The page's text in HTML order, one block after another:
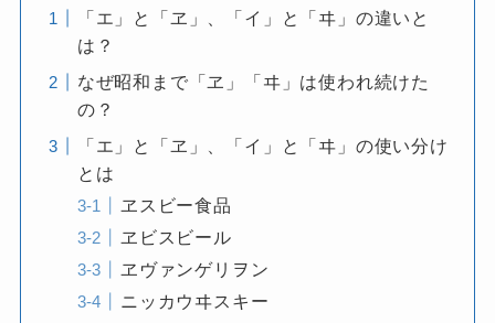
「エ」と「ヱ」、「イ」と「ヰ」の違いと
は？
なぜ昭和まで「ヱ」「ヰ」は使われ続けた
の？
「エ」と「ヱ」、「イ」と「ヰ」の使い分け
とは
ヱスビー食品
ヱビスビール
ヱヴァンゲリヲン
ニッカウヰスキー